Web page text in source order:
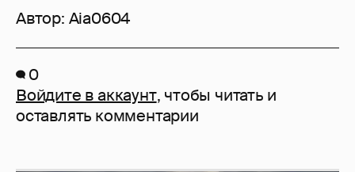
Автор: Aia0604
0
Войдите в аккаунт, чтобы читать и
оставлять комментарии